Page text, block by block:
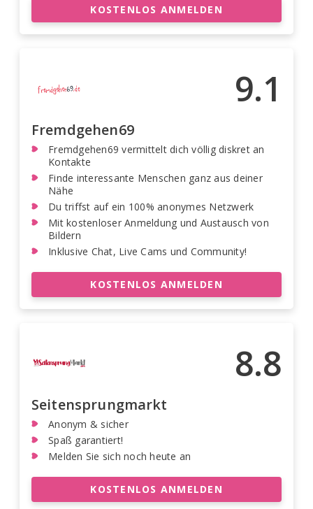
KOSTENLOS ANMELDEN
9.1
Fremdgehen69
Fremdgehen69 vermittelt dich völlig diskret an
Kontakte
Finde interessante Menschen ganz aus deiner
Nähe
Du triffst auf ein 100% anonymes Netzwerk
Mit kostenloser Anmeldung und Austausch von
Bildern
Inklusive Chat, Live Cams und Community!
KOSTENLOS ANMELDEN
8.8
Seitensprungmarkt
Anonym & sicher
Spaß garantiert!
Melden Sie sich noch heute an
KOSTENLOS ANMELDEN